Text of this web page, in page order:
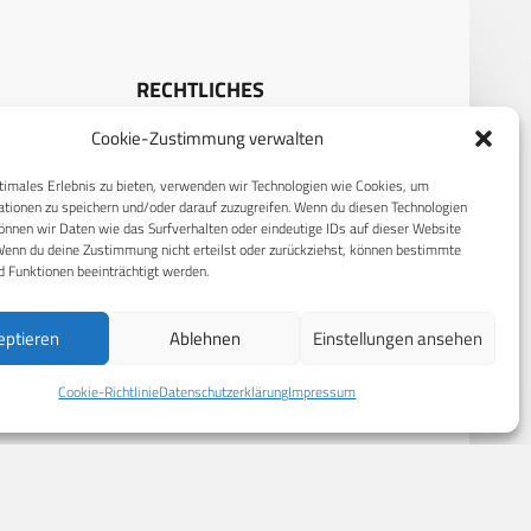
Cookie-Zustimmung verwalten
Erlebnis zu bieten, verwenden wir Technologien wie Cookies, um
zu speichern und/oder darauf zuzugreifen. Wenn du diesen Technologien
wir Daten wie das Surfverhalten oder eindeutige IDs auf dieser Website
du deine Zustimmung nicht erteilst oder zurückziehst, können bestimmte
Funktionen beeinträchtigt werden.
Ablehnen Einstellungen ansehen
Cookie-RichtlinieDatenschutzerklärungImpressum
RECHTLICHES
Datenschutzerklärung
Cookie-Richtlinie (EU)
AGB
Compliance